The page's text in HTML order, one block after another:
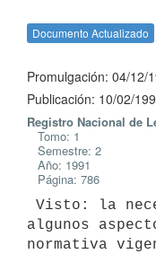
Documento Actualizado
Promulgación: 04/12/
Publicación: 10/02/
Registro Nacional de
Tomo: 1
Semestre: 2
Año: 1991
Página: 786
algunos
normativa